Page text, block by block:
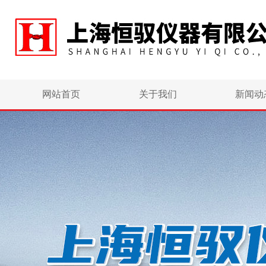
网站首页 关于我们 新闻动